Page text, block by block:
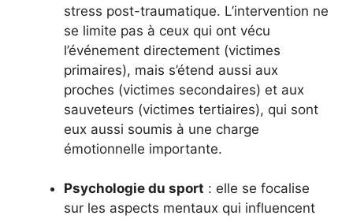
stress post-traumatique. L’intervention ne
se limite pas à ceux qui ont vécu
l’événement directement (victimes
primaires), mais s’étend aussi aux
proches (victimes secondaires) et aux
sauveteurs (victimes tertiaires), qui sont
eux aussi soumis à une charge
émotionnelle importante.
Psychologie du sport : elle se focalise
sur les aspects mentaux qui influencent